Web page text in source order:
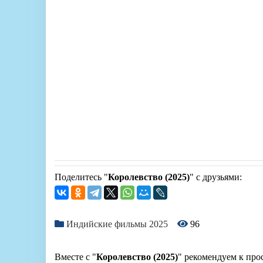
Поделитесь "Королевство (2025)" с друзьями:
Индийские фильмы 2025 96
Вместе с "Королевство (2025)" рекомендуем к